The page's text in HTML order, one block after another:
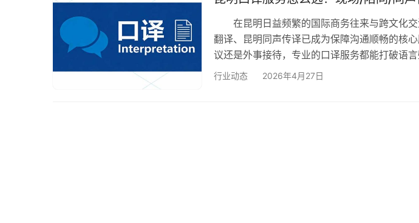
在昆明日益频繁的国际商务往来与跨文化交
翻译、昆明同声传译已成为保障沟通顺畅的核
议还是外事接待，专业的口译服务都能打破语
您详细解析昆明口译服务的类型、挑选要点
行业动态 2026年4月27日